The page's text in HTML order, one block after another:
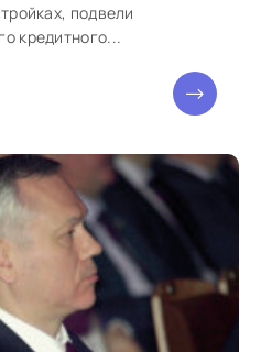
подвели
кредитного...